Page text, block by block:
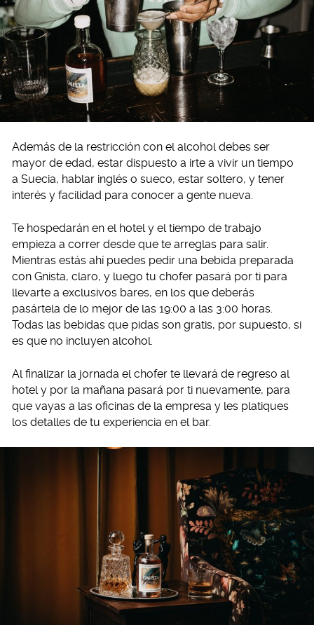
Además de la restricción con el alcohol debes ser
mayor de edad, estar dispuesto a irte a vivir un tiempo
a Suecia, hablar inglés o sueco, estar soltero, y tener
interés y facilidad para conocer a gente nueva.
Te hospedarán en el hotel y el tiempo de trabajo
empieza a correr desde que te arreglas para salir.
Mientras estás ahí puedes pedir una bebida preparada
con Gnista, claro, y luego tu chofer pasará por ti para
llevarte a exclusivos bares, en los que deberás
pasártela de lo mejor de las 19:00 a las 3:00 horas.
Todas las bebidas que pidas son gratis, por supuesto, si
es que no incluyen alcohol.
Al finalizar la jornada el chofer te llevará de regreso al
hotel y por la mañana pasará por ti nuevamente, para
que vayas a las oficinas de la empresa y les platiques
los detalles de tu experiencia en el bar.